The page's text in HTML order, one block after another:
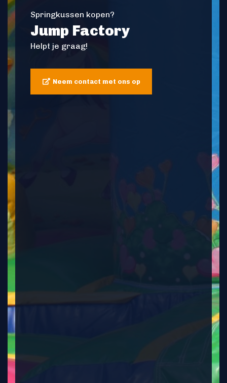
Springkussen kopen?
Jump Factory
Helpt je graag!
Neem contact met ons op